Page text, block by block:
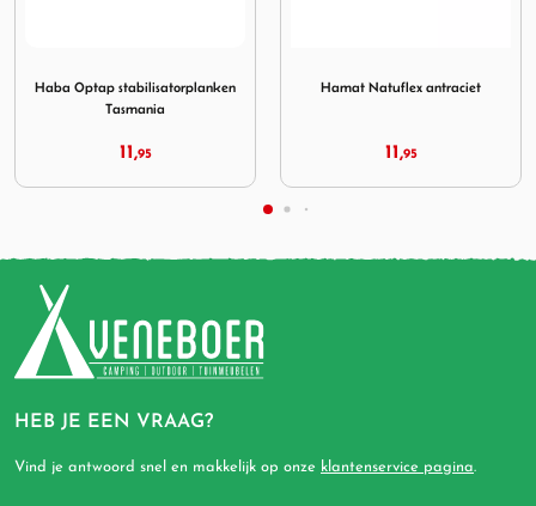
Hamat Natuflex antraciet Haba Opstap London Alu
HEB JE EEN VRAAG?
Vind je antwoord snel en makkelijk op onze klantenservice pagina.